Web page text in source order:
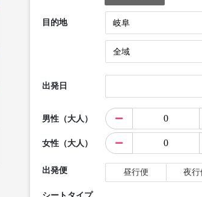
目的地
出発日
男性（大人）
女性（大人）
出発便 昼行便 夜行